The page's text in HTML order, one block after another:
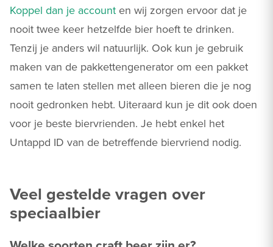
Koppel dan je account en wij zorgen ervoor dat je
nooit twee keer hetzelfde bier hoeft te drinken.
Tenzij je anders wil natuurlijk. Ook kun je gebruik
maken van de pakkettengenerator om een pakket
samen te laten stellen met alleen bieren die je nog
nooit gedronken hebt. Uiteraard kun je dit ook doen
voor je beste biervrienden. Je hebt enkel het
Untappd ID van de betreffende biervriend nodig.
Veel gestelde vragen over
speciaalbier